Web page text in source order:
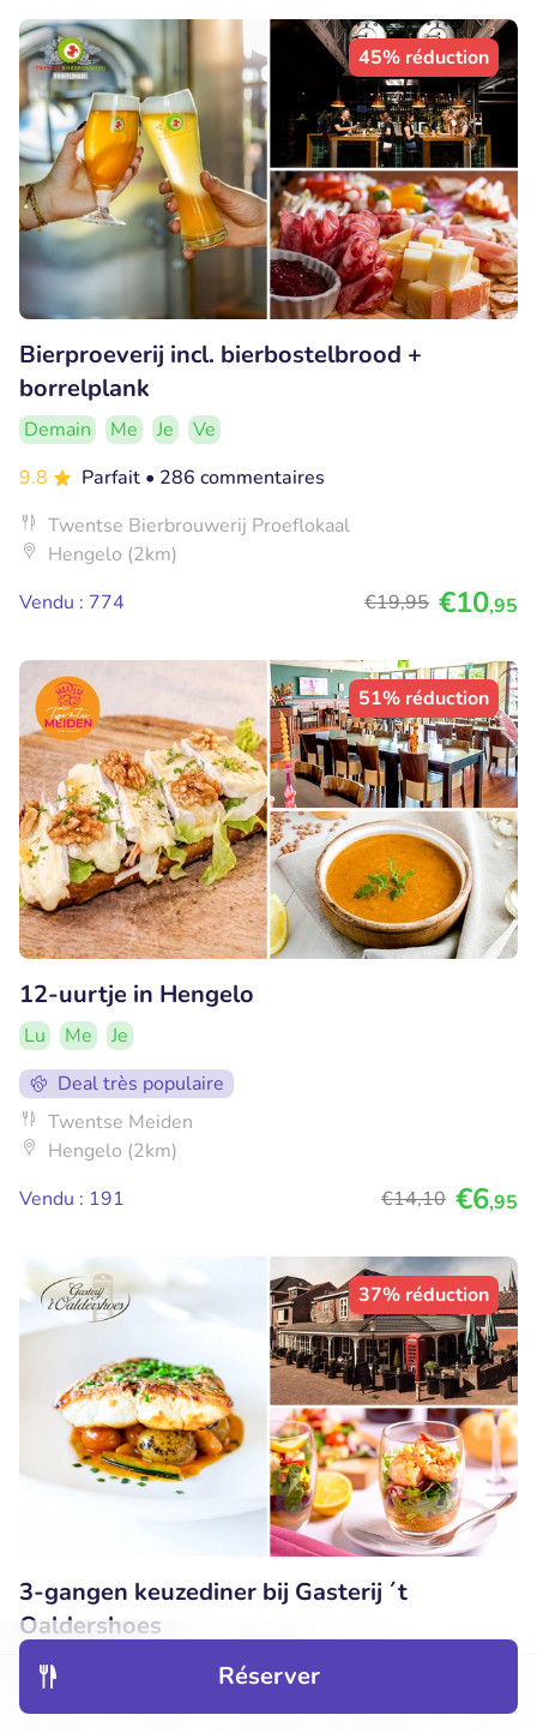
Réserver
45% réduction
Bierproeverij incl. bierbostelbrood +
borrelplank
Demain Me Je
Ve
9.8
Parfait • 286 commentaires
Twentse Bierbrouwerij Proeflokaal
Hengelo (2km)
Vendu : 774
€19,95 €10,95
51% réduction
12-uurtje in Hengelo
Lu Me
Je
Deal très populaire
Twentse Meiden
Hengelo (2km)
Vendu : 191
€14,10 €6,95
37% réduction
3-gangen keuzediner bij Gasterij ´t
Oaldershoes
Lu
Deal très populaire